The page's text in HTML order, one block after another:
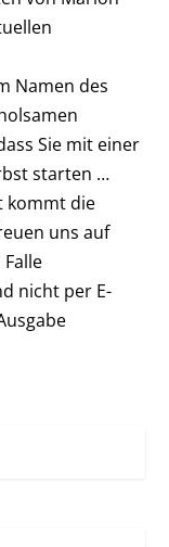
Namen des
Sie mit einer
starten …
kommt die
uns auf
nicht per E-